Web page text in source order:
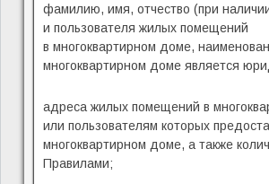
фамилию, имя, отчество (при
и пользователя жилых помещений
в многоквартирном доме,
многоквартирном доме является
адреса жилых помещений в
или пользователям которых
многоквартирном доме, а также
Правилами;